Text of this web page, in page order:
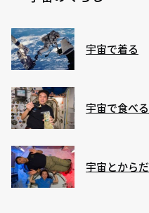
宇宙で着る
宇宙で食べる
宇宙とからだ